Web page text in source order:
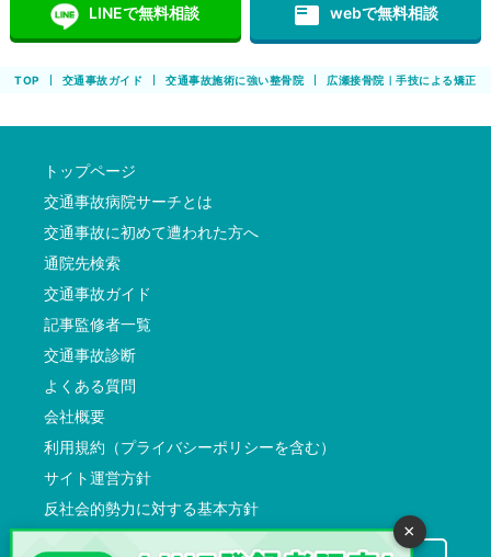
LINEで無料相談 featured_play_list webで無料相談
TOP 交通事故ガイド 交通事故施術に強い整骨院 広瀬接骨院｜手技による矯正
トップページ
交通事故病院サーチとは
交通事故に初めて遭われた方へ
通院先検索
交通事故ガイド
記事監修者一覧
交通事故診断
よくある質問
会社概要
利用規約（プライバシーポリシーを含む）
サイト運営方針
反社会的勢力に対する基本方針
×